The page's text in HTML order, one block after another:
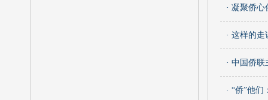
· 凝聚侨
· 这样的走
· 中国侨
· “侨”他